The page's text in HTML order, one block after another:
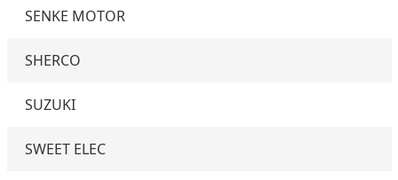
SENKE MOTOR
SHERCO
SUZUKI
SWEET ELEC